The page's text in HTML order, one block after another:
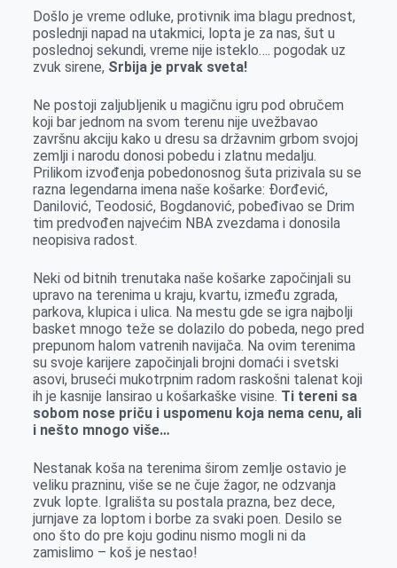
o
k
g
e
I
n
p
p
Došlo je vreme odluke, protivnik ima blagu prednost,
poslednji napad na utakmici, lopta je za nas, šut u
poslednoj sekundi, vreme nije isteklo…. pogodak uz
zvuk sirene, Srbija je prvak sveta!
Ne postoji zaljubljenik u magičnu igru pod obručem
koji bar jednom na svom terenu nije uvežbavao
završnu akciju kako u dresu sa državnim grbom svojoj
zemlji i narodu donosi pobedu i zlatnu medalju.
Prilikom izvođenja pobedonosnog šuta prizivala su se
razna legendarna imena naše košarke: Đorđević,
Danilović, Teodosić, Bogdanović, pobeđivao se Drim
tim predvođen najvećim NBA zvezdama i donosila
neopisiva radost.
Neki od bitnih trenutaka naše košarke započinjali su
upravo na terenima u kraju, kvartu, između zgrada,
parkova, klupica i ulica. Na mestu gde se igra najbolji
basket mnogo teže se dolazilo do pobeda, nego pred
prepunom halom vatrenih navijača. Na ovim terenima
su svoje karijere započinjali brojni domaći i svetski
asovi, bruseći mukotrpnim radom raskošni talenat koji
ih je kasnije lansirao u košarkaške visine. Ti tereni sa
sobom nose priču i uspomenu koja nema cenu, ali
i nešto mnogo više…
Nestanak koša na terenima širom zemlje ostavio je
veliku prazninu, više se ne čuje žagor, ne odzvanja
zvuk lopte. Igrališta su postala prazna, bez dece,
jurnjave za loptom i borbe za svaki poen. Desilo se
ono što do pre koju godinu nismo mogli ni da
zamislimo – koš je nestao!